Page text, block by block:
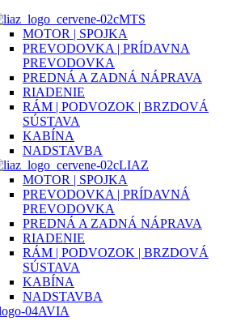
MTS
MOTOR | SPOJKA
PREVODOVKA | PRÍDAVNA
PREVODOVKA
PREDNÁ A ZADNÁ NÁPRAVA
RIADENIE
RÁM | PODVOZOK | BRZDOVÁ
SÚSTAVA
KABÍNA
NADSTAVBA
LIAZ
MOTOR | SPOJKA
PREVODOVKA | PRÍDAVNÁ
PREVODOVKA
PREDNÁ A ZADNÁ NÁPRAVA
RIADENIE
RÁM | PODVOZOK | BRZDOVÁ
SÚSTAVA
KABÍNA
NADSTAVBA
AVIA